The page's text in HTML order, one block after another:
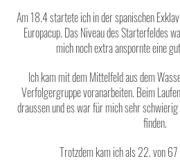
Am 18.4 startete ich in der spanischen
Europacup. Das Niveau des Starterfeldes
mich noch extra anspornte eine
Ich kam mit dem Mittelfeld aus dem
Verfolgergruppe voranarbeiten. Beim
draussen und es war für mich sehr
finden.
Trotzdem kam ich als 22. von